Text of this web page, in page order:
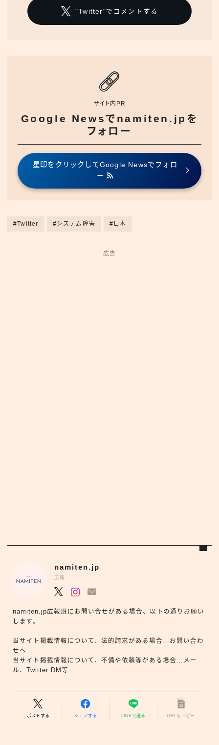
"Twitter"でコメントする
サイト内PR
Google Newsでnamiten.jpを
フォロー
星印をクリックしてGoogle Newsでフォロ
ー
#Twitter #システム障害 #日本
広告
namiten.jp
広報
namiten.jp広報班にお問い合せがある場合、以下の通りお願い
します。
当サイト掲載情報について、法的請求がある場合…お問い合わ
せへ
当サイト掲載情報について、不備や依頼等がある場合…メー
ル、Twitter DM等
ポストする シェアする LINEで送る URLをコピー